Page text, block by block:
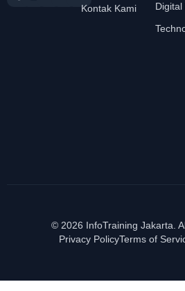
Kontak Kami
Digital
© 2026 InfoTraining Jakarta.
Privacy PolicyTerms of